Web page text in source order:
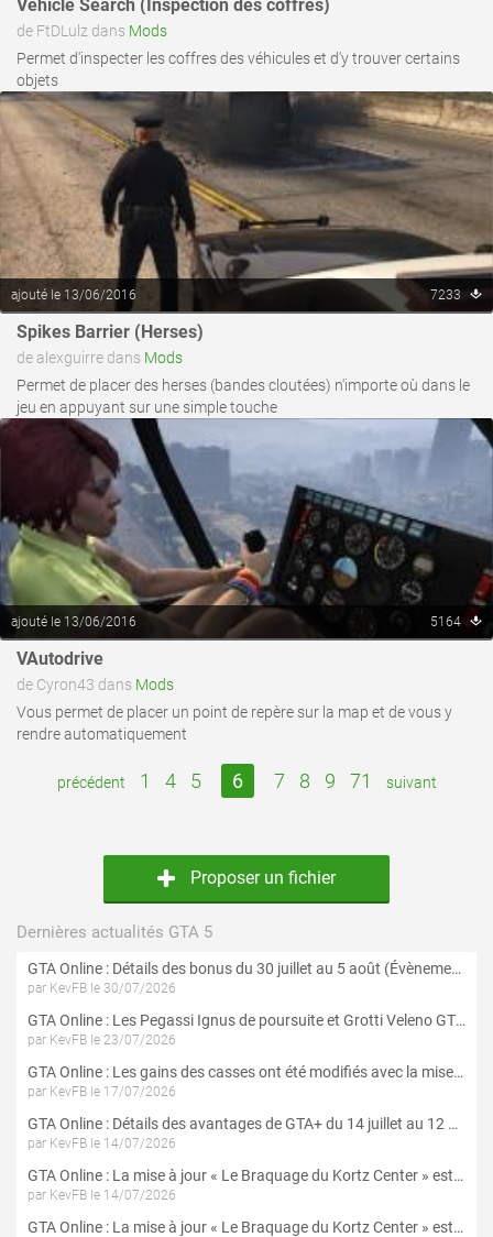
Vehicle Search (Inspection des coffres)
de FtDLulz dans Mods
Permet d'inspecter les coffres des véhicules et d'y trouver certains
objets
ajouté le 13/06/2016 7233
Spikes Barrier (Herses)
de alexguirre dans Mods
Permet de placer des herses (bandes cloutées) n'importe où dans le
jeu en appuyant sur une simple touche
ajouté le 13/06/2016 5164
VAutodrive
de Cyron43 dans Mods
Vous permet de placer un point de repère sur la map et de vous y
rendre automatiquement
précédent 1 4 5 6 7 8 9 71 suivant
Proposer un fichier
Dernières actualités GTA 5
GTA Online : Détails des bonus du 30 juillet au 5 août (Évènement « Braquages d'été »)
par KevFB le 30/07/2026
GTA Online : Les Pegassi Ignus de poursuite et Grotti Veleno GT sont maintenant disponibles
par KevFB le 23/07/2026
GTA Online : Les gains des casses ont été modifiés avec la mise à jour « Le Braquage du Kortz Center »
par KevFB le 17/07/2026
GTA Online : Détails des avantages de GTA+ du 14 juillet au 12 août
par KevFB le 14/07/2026
GTA Online : La mise à jour « Le Braquage du Kortz Center » est maintenant disponible
par KevFB le 14/07/2026
GTA Online : La mise à jour « Le Braquage du Kortz Center » est disponible en préchargement sur PS5 et Xbox Series X|S